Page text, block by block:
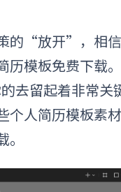
的“放开”，相
历模板免费下载
去留起着非常关
个人简历模板素